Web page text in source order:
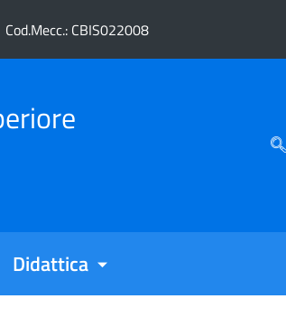
Cod.Mecc.: CBIS022008
Didattica